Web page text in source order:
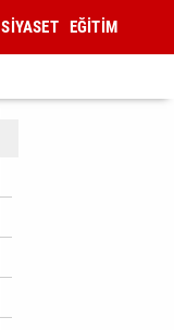
SİYASET EĞİTİM